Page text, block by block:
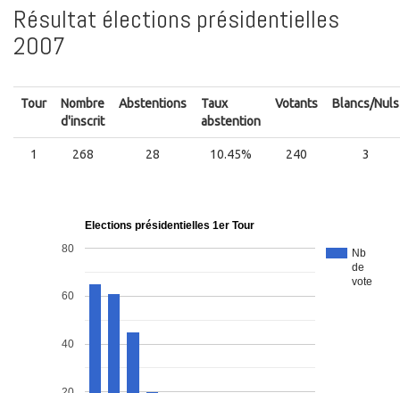
Résultat élections présidentielles
2007
Tour
Nombre
d'inscrit
Abstentions
Taux
abstention
Votants Blancs/Nuls
1 268 28 10.45% 240 3
Elections présidentielles 1er Tour
Nb
de
vote
40
60
80